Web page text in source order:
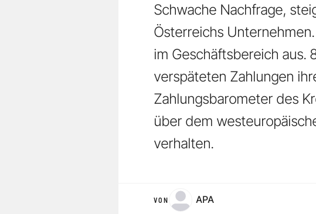
Schwache Nachfrage,
Österreichs
im Geschäftsbereich aus.
verspäteten Zahlungen
Zahlungsbarometer des
über dem
verhalten.
VON APA